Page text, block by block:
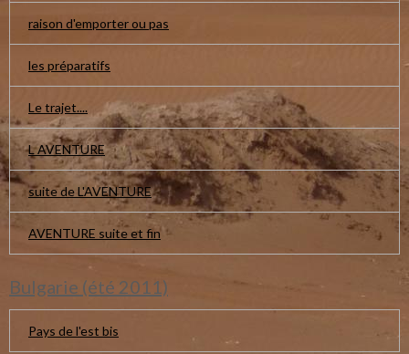
raison d'emporter ou pas
les préparatifs
Le trajet....
L AVENTURE
suite de L'AVENTURE
AVENTURE suite et fin
Bulgarie (été 2011)
Pays de l'est bis